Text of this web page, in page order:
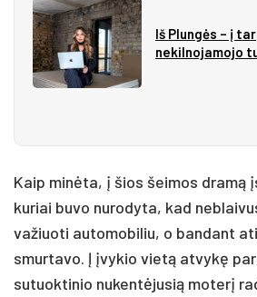
Iš Plungės – į
nekilnojamojo
Kaip minėta, į šios šeimos dramą
kuriai buvo nurodyta, kad
važiuoti automobiliu, o bandant
smurtavo. Į įvykio vietą atvykę
sutuoktinio nukentėjusią moterį